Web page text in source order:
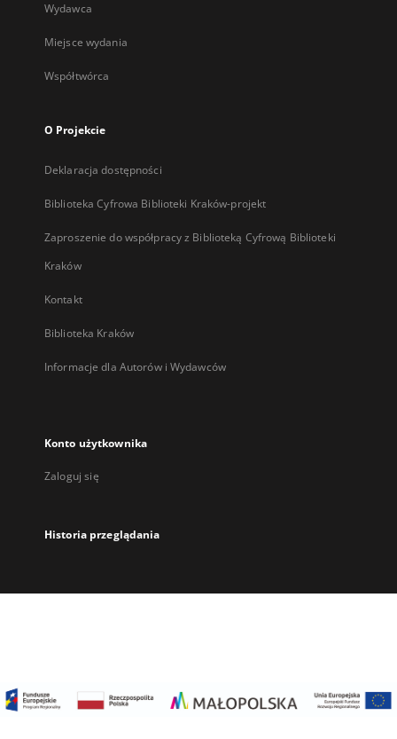
Wydawca
Miejsce wydania
Współtwórca
O Projekcie
Deklaracja dostępności
Biblioteka Cyfrowa Biblioteki Kraków-projekt
Zaproszenie do współpracy z Biblioteką Cyfrową Biblioteki
Kraków
Kontakt
Biblioteka Kraków
Informacje dla Autorów i Wydawców
Konto użytkownika
Zaloguj się
Historia przeglądania